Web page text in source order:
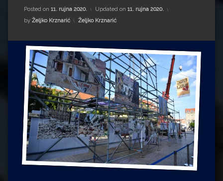
Drugi autori
Drugi autori
Matea Andrić
Ljiljana Lekanić-Kljaić
Željko Krznarić
Mario Lovreković
Miroslav Šantek
Posted on 11. rujna 2020. Updated on 11. rujna 2020.
by Željko Krznarić Kategorije:
Željko Krznarić